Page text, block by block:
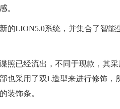
。
的LION5.0系统，并集合了智能
照已经流出，不同于现款，其
也采用了双L造型来进行修饰，
装饰条。